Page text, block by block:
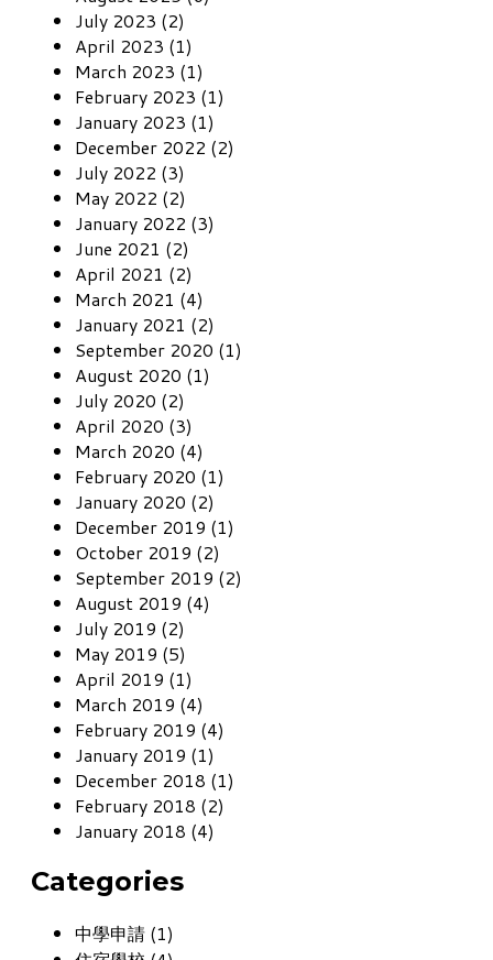
July 2023 (2)
April 2023 (1)
March 2023 (1)
February 2023 (1)
January 2023 (1)
December 2022 (2)
July 2022 (3)
May 2022 (2)
January 2022 (3)
June 2021 (2)
April 2021 (2)
March 2021 (4)
January 2021 (2)
September 2020 (1)
August 2020 (1)
July 2020 (2)
April 2020 (3)
March 2020 (4)
February 2020 (1)
January 2020 (2)
December 2019 (1)
October 2019 (2)
September 2019 (2)
August 2019 (4)
July 2019 (2)
May 2019 (5)
April 2019 (1)
March 2019 (4)
February 2019 (4)
January 2019 (1)
December 2018 (1)
February 2018 (2)
January 2018 (4)
Categories
中學申請 (1)